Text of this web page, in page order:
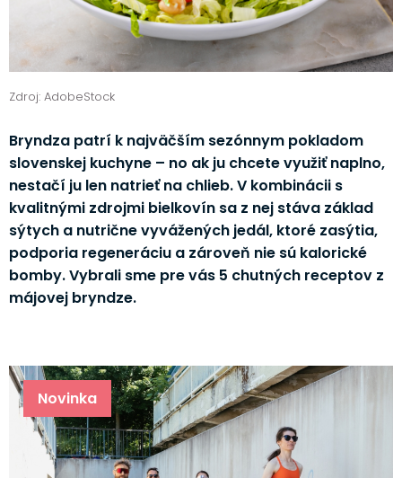
Zdroj: AdobeStock
Bryndza patrí k najväčším sezónnym pokladom
slovenskej kuchyne – no ak ju chcete využiť naplno,
nestačí ju len natrieť na chlieb. V kombinácii s
kvalitnými zdrojmi bielkovín sa z nej stáva základ
sýtych a nutrične vyvážených jedál, ktoré zasýtia,
podporia regeneráciu a zároveň nie sú kalorické
bomby. Vybrali sme pre vás 5 chutných receptov z
májovej bryndze.
Novinka